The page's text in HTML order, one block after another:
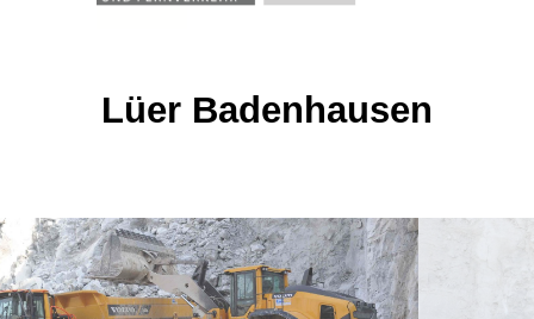
Lüer Badenhausen